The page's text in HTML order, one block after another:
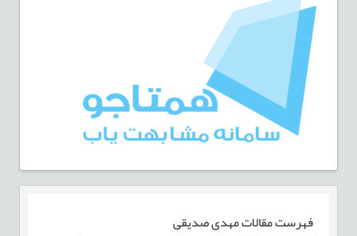
فهرست مقالاتمهدی صدیقی